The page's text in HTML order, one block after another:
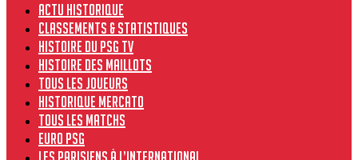
Actu historique
Classements & Statistiques
Histoire du PSG TV
Histoire des maillots
Tous les joueurs
Historique Mercato
Tous les matchs
Euro PSG